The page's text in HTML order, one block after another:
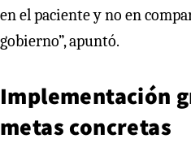
en el paciente y no en
gobierno”, apuntó.
Implementación
metas concretas